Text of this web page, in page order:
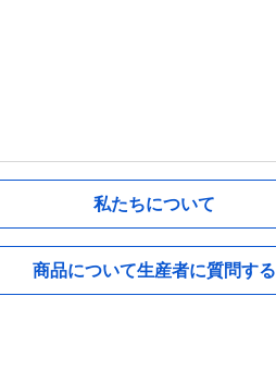
私たちについて
商品について生産者に質問する